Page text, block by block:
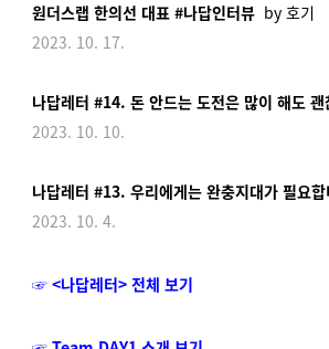
원더스랩 한의선 대표 #나답인터뷰 by 호기
2023. 10. 17.
나답레터 #14. 돈 안드는 도전은 많이 해도 괜
2023. 10. 10.
나답레터 #13. 우리에게는 완충지대가 필요
2023. 10. 4.
☞ <나답레터> 전체 보기